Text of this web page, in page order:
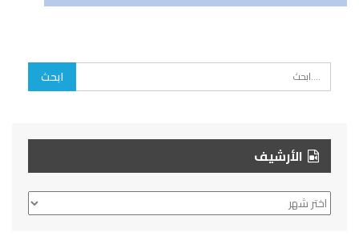
الأرشيف
الأرشيف